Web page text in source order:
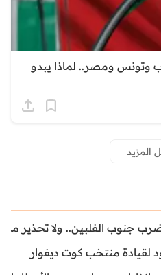
وتونس ومصر.. لماذا يبدو
المزيد
لقيادة منتخب كوت ديفوار